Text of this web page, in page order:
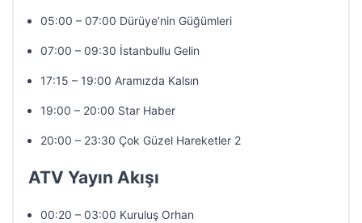
05:00 – 07:00 Dürüye’nin Güğümleri
07:00 – 09:30 İstanbullu Gelin
17:15 – 19:00 Aramızda Kalsın
19:00 – 20:00 Star Haber
20:00 – 23:30 Çok Güzel Hareketler 2
ATV Yayın Akışı
00:20 – 03:00 Kuruluş Orhan